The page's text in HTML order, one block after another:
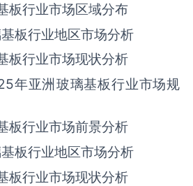
板‌‌‌‌‌‌‌‌‌‌‌‌‌‌‌‌‌‌‌行业市场区域分布
板‌‌‌‌‌‌‌‌‌‌‌‌‌‌‌‌‌‌‌行业地区市场分析
板‌‌‌‌‌‌‌‌‌‌‌‌‌‌‌‌‌‌‌行业市场现状分析
年亚洲‌‌‌‌‌‌‌玻璃基板‌‌‌‌‌‌‌‌‌‌‌‌‌‌‌‌‌‌‌行业市场规
板‌‌‌‌‌‌‌‌‌‌‌‌‌‌‌‌‌‌‌行业市场前景分析
板‌‌‌‌‌‌‌‌‌‌‌‌‌‌‌‌‌‌‌行业地区市场分析
板‌‌‌‌‌‌‌‌‌‌‌‌‌‌‌‌‌‌‌行业市场现状分析